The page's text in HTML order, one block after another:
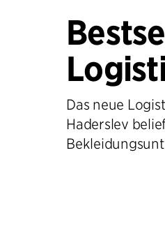
Das neue
Haderslev